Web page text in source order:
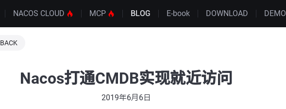
NACOS CLOUD MCP BLOG E-book DOWNLOAD DEMO
BACK
Nacos打通CMDB实现就近访问
2019年6月6日